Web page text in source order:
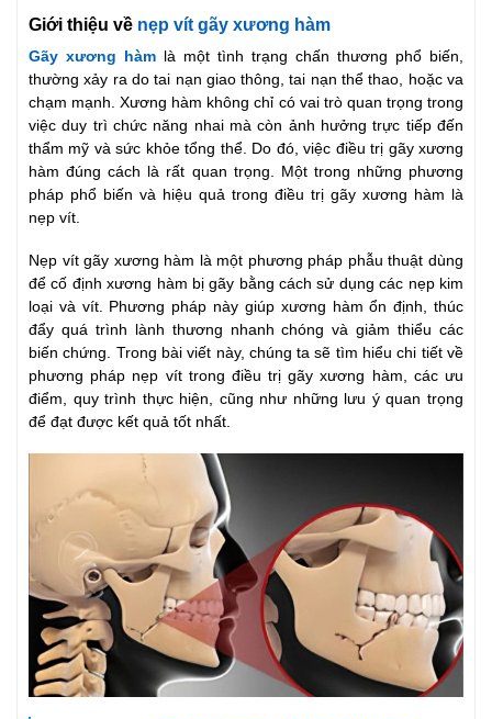
Giới thiệu về nẹp vít gãy xương hàm
Gãy xương hàm là một tình trạng chấn thương phổ biến,
thường xảy ra do tai nạn giao thông, tai nạn thể thao, hoặc va
chạm mạnh. Xương hàm không chỉ có vai trò quan trọng trong
việc duy trì chức năng nhai mà còn ảnh hưởng trực tiếp đến
thẩm mỹ và sức khỏe tổng thể. Do đó, việc điều trị gãy xương
hàm đúng cách là rất quan trọng. Một trong những phương
pháp phổ biến và hiệu quả trong điều trị gãy xương hàm là
nẹp vít.
Nẹp vít gãy xương hàm là một phương pháp phẫu thuật dùng
để cố định xương hàm bị gãy bằng cách sử dụng các nẹp kim
loại và vít. Phương pháp này giúp xương hàm ổn định, thúc
đẩy quá trình lành thương nhanh chóng và giảm thiểu các
biến chứng. Trong bài viết này, chúng ta sẽ tìm hiểu chi tiết về
phương pháp nẹp vít trong điều trị gãy xương hàm, các ưu
điểm, quy trình thực hiện, cũng như những lưu ý quan trọng
để đạt được kết quả tốt nhất.